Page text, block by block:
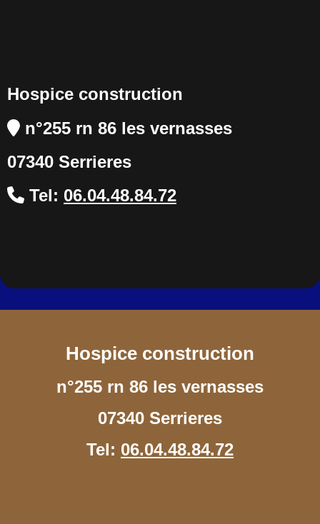
Hospice construction
 n°255 rn 86 les vernasses
07340 Serrieres
 Tel: 06.04.48.84.72
Hospice construction
n°255 rn 86 les vernasses
07340 Serrieres
Tel: 06.04.48.84.72